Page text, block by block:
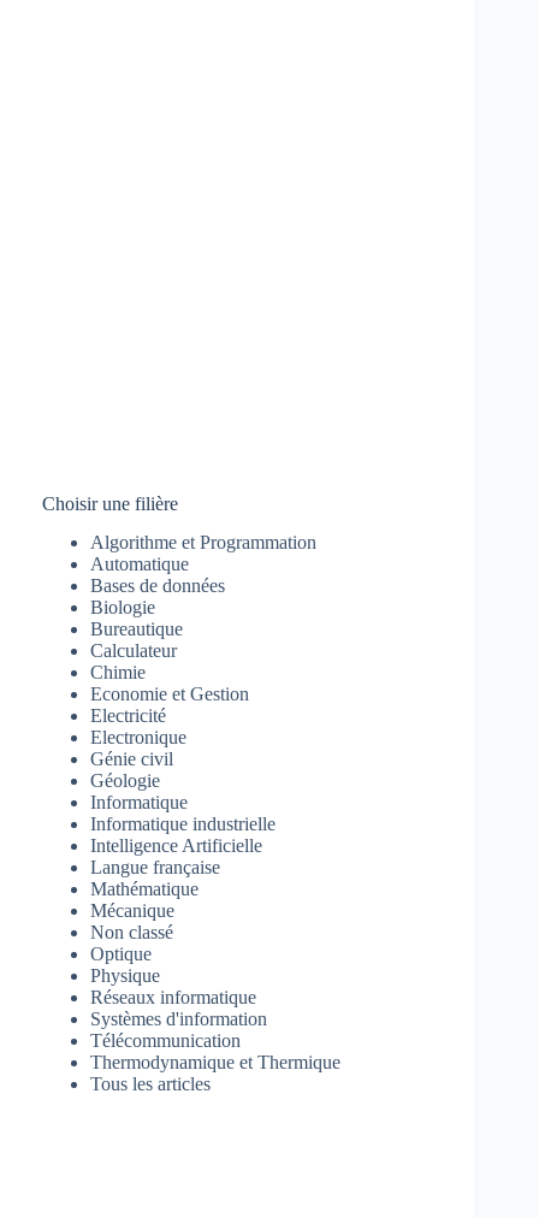
Choisir une filière
Algorithme et Programmation
Automatique
Bases de données
Biologie
Bureautique
Calculateur
Chimie
Economie et Gestion
Electricité
Electronique
Génie civil
Géologie
Informatique
Informatique industrielle
Intelligence Artificielle
Langue française
Mathématique
Mécanique
Non classé
Optique
Physique
Réseaux informatique
Systèmes d'information
Télécommunication
Thermodynamique et Thermique
Tous les articles